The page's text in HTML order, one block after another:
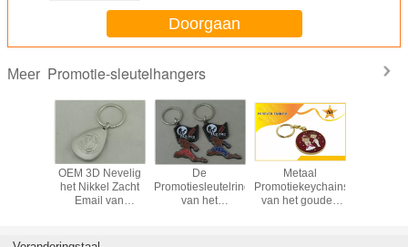
Doorgaan
Meer Promotie-sleutelhangers
OEM 3D Nevelig
het Nikkel Zacht
Email van
Promotie
De
Promotiesleutelring
van het
Metaal
Promotiekeychains
van het gouden